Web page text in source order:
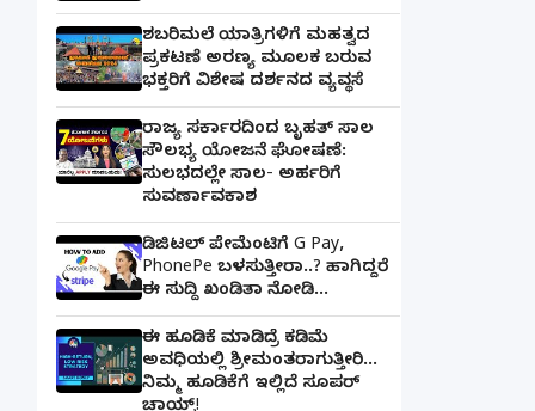
ಶಬರಿಮಲೆ ಯಾತ್ರಿಗಳಿಗೆ ಮಹತ್ವದ
ಪ್ರಕಟಣೆ ಅರಣ್ಯ ಮೂಲಕ ಬರುವ
ಭಕ್ತರಿಗೆ ವಿಶೇಷ ದರ್ಶನದ ವ್ಯವಸ್ಥೆ
ರಾಜ್ಯ ಸರ್ಕಾರದಿಂದ ಬೃಹತ್ ಸಾಲ
ಸೌಲಭ್ಯ ಯೋಜನೆ ಘೋಷಣೆ:
ಸುಲಭದಲ್ಲೇ ಸಾಲ- ಅರ್ಹರಿಗೆ
ಸುವರ್ಣಾವಕಾಶ
ಡಿಜಿಟಲ್ ಪೇಮೆಂಟಿಗೆ G Pay,
PhonePe ಬಳಸುತ್ತೀರಾ..? ಹಾಗಿದ್ದರೆ
ಈ ಸುದ್ದಿ ಖಂಡಿತಾ ನೋಡಿ...
ಈ ಹೂಡಿಕೆ ಮಾಡಿದ್ರೆ ಕಡಿಮೆ
ಅವಧಿಯಲ್ಲಿ ಶ್ರೀಮಂತರಾಗುತ್ತೀರಿ...
ನಿಮ್ಮ ಹೂಡಿಕೆಗೆ ಇಲ್ಲಿದೆ ಸೂಪರ್